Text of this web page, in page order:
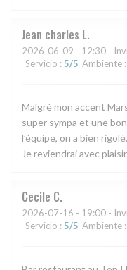
Jean charles L
2026-06-09 - 12:30 -
Servicio : 5/5 Ambiente :
Malgré mon accent
super sympa et une
l’équipe, on a bien
Je reviendrai avec plaisir
Cecile C
2026-07-16 - 19:00 -
Servicio : 5/5 Ambiente :